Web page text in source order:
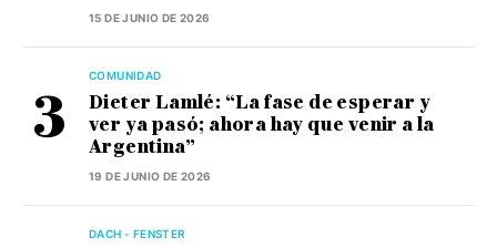
15 DE JUNIO DE 2026
COMUNIDAD
Dieter Lamlé: “La fase de esperar y
ver ya pasó; ahora hay que venir a la
Argentina”
19 DE JUNIO DE 2026
DACH - FENSTER